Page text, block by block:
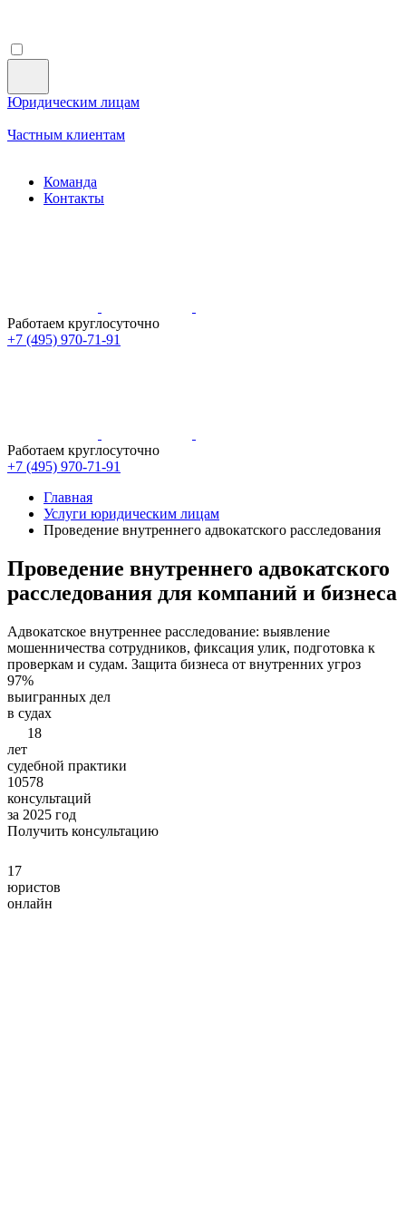
Юридическим лицам
Частным клиентам
Команда
Контакты
Работаем круглосуточно
+7 (495) 970-71-91
Работаем круглосуточно
+7 (495) 970-71-91
Главная
Услуги юридическим лицам
Проведение внутреннего адвокатского расследования
Проведение внутреннего адвокатского
расследования для компаний и бизнеса
Адвокатское внутреннее расследование: выявление
мошенничества сотрудников, фиксация улик, подготовка к
проверкам и судам. Защита бизнеса от внутренних угроз
97%
выигранных дел
в судах
18
лет
судебной практики
10578
консультаций
за 2025 год
Получить консультацию
17
юристов
онлайн